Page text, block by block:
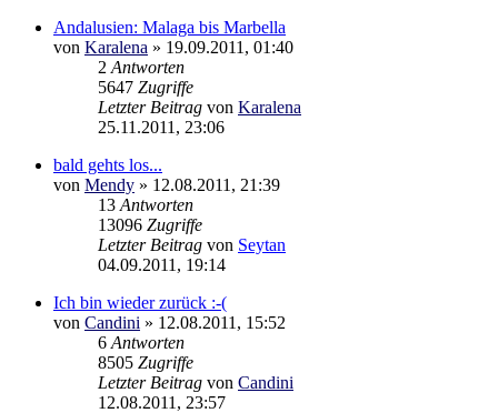
Andalusien: Malaga bis Marbella
von Karalena » 19.09.2011, 01:40
2 Antworten
5647 Zugriffe
Letzter Beitrag von Karalena
25.11.2011, 23:06
bald gehts los...
von Mendy » 12.08.2011, 21:39
13 Antworten
13096 Zugriffe
Letzter Beitrag von Seytan
04.09.2011, 19:14
Ich bin wieder zurück :-(
von Candini » 12.08.2011, 15:52
6 Antworten
8505 Zugriffe
Letzter Beitrag von Candini
12.08.2011, 23:57